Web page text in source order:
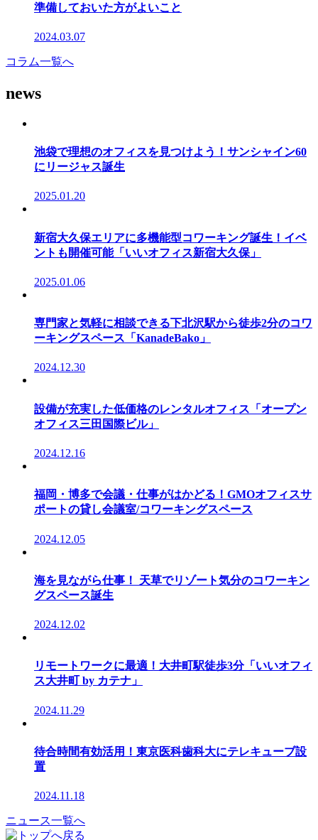
準備しておいた方がよいこと
2024.03.07
コラム一覧へ
news
池袋で理想のオフィスを見つけよう！サンシャイン60
にリージャス誕生
2025.01.20
新宿大久保エリアに多機能型コワーキング誕生！イベ
ントも開催可能「いいオフィス新宿大久保」
2025.01.06
専門家と気軽に相談できる下北沢駅から徒歩2分のコワ
ーキングスペース「KanadeBako」
2024.12.30
設備が充実した低価格のレンタルオフィス「オープン
オフィス三田国際ビル」
2024.12.16
福岡・博多で会議・仕事がはかどる！GMOオフィスサ
ポートの貸し会議室/コワーキングスペース
2024.12.05
海を見ながら仕事！ 天草でリゾート気分のコワーキン
グスペース誕生
2024.12.02
リモートワークに最適！大井町駅徒歩3分「いいオフィ
ス大井町 by カテナ」
2024.11.29
待合時間有効活用！東京医科歯科大にテレキューブ設
置
2024.11.18
ニュース一覧へ